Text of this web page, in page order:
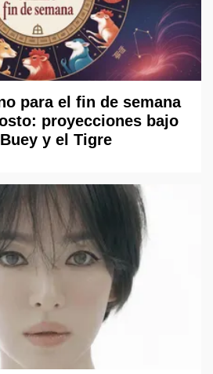
para el fin de semana
proyecciones bajo
y el Tigre